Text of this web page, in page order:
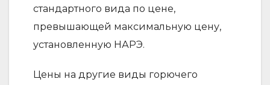
стандартного вида по цене,
превышающей максимальную цену,
установленную НАРЭ.
Цены на другие виды горючего